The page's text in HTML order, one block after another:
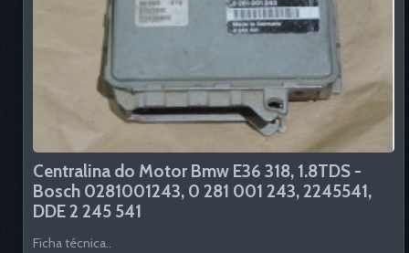
Centralina do Motor Bmw E36 318, 1.8TDS -
Bosch 0281001243, 0 281 001 243, 2245541,
DDE 2 245 541
Ficha técnica..